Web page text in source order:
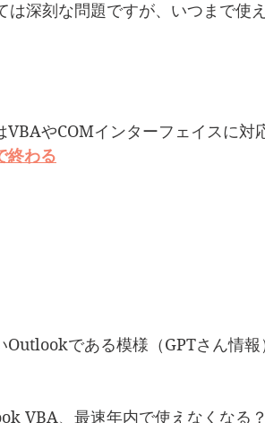
深刻な問題ですが、いつまで使
やCOMインターフェイスに対
終わる
である模様（GPTさん情報
VBA、最速年内で使えなくなる